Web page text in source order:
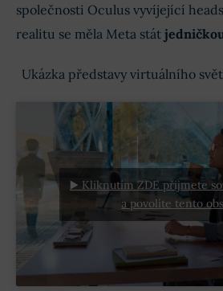
společnosti Oculus vyvíjející
realitu se měla Meta stát
Ukázka představy virtuálního
▶️ Kliknutím ZDE přijmete
a povolíte tento